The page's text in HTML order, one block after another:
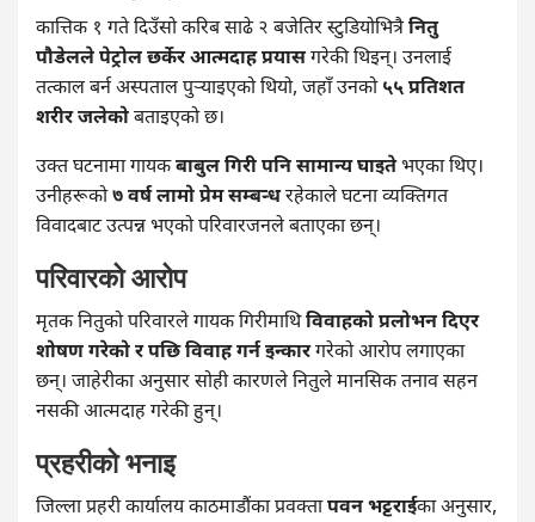
कात्तिक १ गते दिउँसो करिब साढे २ बजेतिर स्टुडियोभित्रैनितु
पौडेलले पेट्रोल छर्केर आत्मदाह प्रयासगरेकी थिइन्। उनलाई
तत्काल बर्न अस्पताल पुर्‍याइएको थियो, जहाँ उनको५५ प्रतिशत
शरीर जलेकोबताइएको छ।
उक्त घटनामा गायकबाबुल गिरी पनि सामान्य घाइतेभएका थिए।
उनीहरूको७ वर्ष लामो प्रेम सम्बन्धरहेकाले घटना व्यक्तिगत
विवादबाट उत्पन्न भएको परिवारजनले बताएका छन्।
परिवारको आरोप
मृतक नितुको परिवारले गायक गिरीमाथिविवाहको प्रलोभन दिएर
शोषण गरेको र पछि विवाह गर्न इन्कारगरेको आरोप लगाएका
छन्। जाहेरीका अनुसार सोही कारणले नितुले मानसिक तनाव सहन
नसकी आत्मदाह गरेकी हुन्।
प्रहरीको भनाइ
जिल्ला प्रहरी कार्यालय काठमाडौंका प्रवक्तापवन भट्टराईका अनुसार,